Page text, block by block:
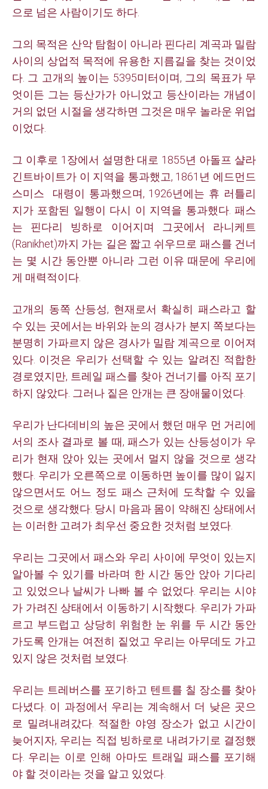
으로 넘은 사람이기도 하다.
그의 목적은 산악 탐험이 아니라 핀다리 계곡과 밀람
사이의 상업적 목적에 유용한 지름길을 찾는 것이었
다. 그 고개의 높이는 5395미터이며, 그의 목표가 무
엇이든 그는 등산가가 아니었고 등산이라는 개념이
거의 없던 시절을 생각하면 그것은 매우 놀라운 위업
이었다.
그 이후로 1장에서 설명한 대로 1855년 아돌프 샬라
긴트바이트가 이 지역을 통과했고, 1861년 에드먼드
스미스 대령이 통과했으며, 1926년에는 휴 러틀리
지가 포함된 일행이 다시 이 지역을 통과했다. 패스
는 핀다리 빙하로 이어지며 그곳에서 라니케트
(Ranikhet)까지 가는 길은 짧고 쉬우므로 패스를 건너
는 몇 시간 동안뿐 아니라 그런 이유 때문에 우리에
게 매력적이다.
고개의 동쪽 산등성, 현재로서 확실히 패스라고 할
수 있는 곳에서는 바위와 눈의 경사가 분지 쪽보다는
분명히 가파르지 않은 경사가 밀람 계곡으로 이어져
있다. 이것은 우리가 선택할 수 있는 알려진 적합한
경로였지만, 트레일 패스를 찾아 건너기를 아직 포기
하지 않았다. 그러나 짙은 안개는 큰 장애물이었다.
우리가 난다데비의 높은 곳에서 했던 매우 먼 거리에
서의 조사 결과로 볼 때, 패스가 있는 산등성이가 우
리가 현재 앉아 있는 곳에서 멀지 않을 것으로 생각
했다. 우리가 오른쪽으로 이동하면 높이를 많이 잃지
않으면서도 어느 정도 패스 근처에 도착할 수 있을
것으로 생각했다. 당시 마음과 몸이 약해진 상태에서
는 이러한 고려가 최우선 중요한 것처럼 보였다.
우리는 그곳에서 패스와 우리 사이에 무엇이 있는지
알아볼 수 있기를 바라며 한 시간 동안 앉아 기다리
고 있었으나 날씨가 나빠 볼 수 없었다. 우리는 시야
가 가려진 상태에서 이동하기 시작했다. 우리가 가파
르고 부드럽고 상당히 위험한 눈 위를 두 시간 동안
가도록 안개는 여전히 짙었고 우리는 아무데도 가고
있지 않은 것처럼 보였다.
우리는 트레버스를 포기하고 텐트를 칠 장소를 찾아
다녔다. 이 과정에서 우리는 계속해서 더 낮은 곳으
로 밀려내려갔다. 적절한 야영 장소가 없고 시간이
늦어지자, 우리는 직접 빙하로로 내려가기로 결정했
다. 우리는 이로 인해 아마도 트래일 패스를 포기해
야 할 것이라는 것을 알고 있었다.